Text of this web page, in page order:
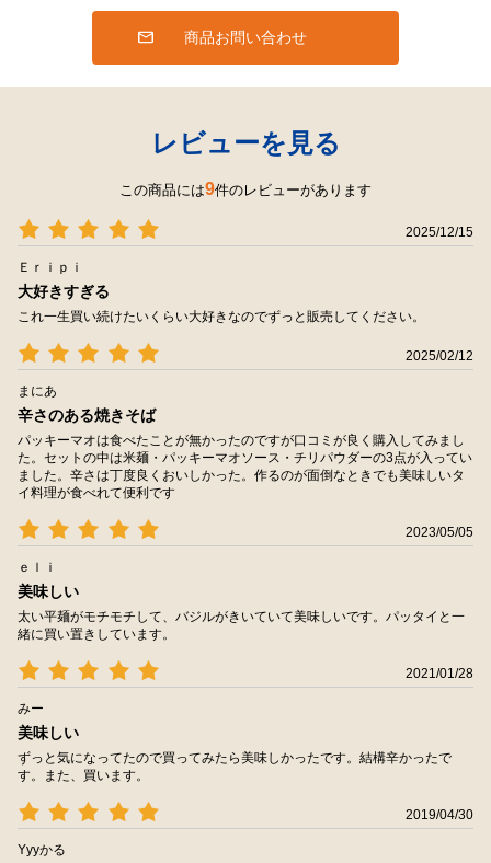
商品お問い合わせ
レビューを見る
この商品には9件のレビューがあります
2025/12/15
Ｅｒｉｐｉ
大好きすぎる
これ一生買い続けたいくらい大好きなのでずっと販売してください。
2025/02/12
まにあ
辛さのある焼きそば
パッキーマオは食べたことが無かったのですが口コミが良く購入してみまし
た。セットの中は米麺・パッキーマオソース・チリパウダーの3点が入ってい
ました。辛さは丁度良くおいしかった。作るのが面倒なときでも美味しいタ
イ料理が食べれて便利です
2023/05/05
ｅｌｉ
美味しい
太い平麺がモチモチして、バジルがきいていて美味しいです。パッタイと一
緒に買い置きしています。
2021/01/28
みー
美味しい
ずっと気になってたので買ってみたら美味しかったです。結構辛かったで
す。また、買います。
2019/04/30
Yyyかる